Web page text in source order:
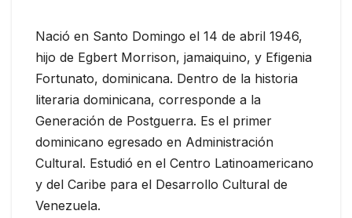
Nació en Santo Domingo el 14 de abril 1946,
hijo de Egbert Morrison, jamaiquino, y Efigenia
Fortunato, dominicana. Dentro de la historia
literaria dominicana, corresponde a la
Generación de Postguerra. Es el primer
dominicano egresado en Administración
Cultural. Estudió en el Centro Latinoamericano
y del Caribe para el Desarrollo Cultural de
Venezuela.